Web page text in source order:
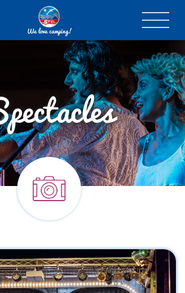
We love camping!